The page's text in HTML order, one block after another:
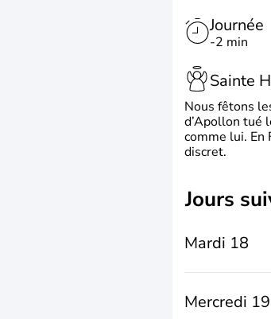
Journée
-2 min
Sainte
Nous fêtons
d’Apollon tué
comme lui. En
discret.
jours
Mardi 18
Mercredi 19